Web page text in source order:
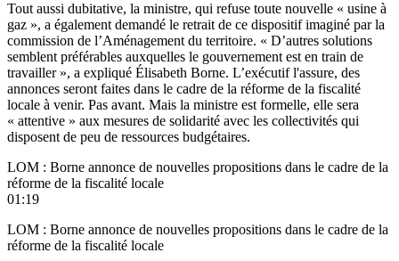
Tout aussi dubitative, la ministre, qui refuse toute nouvelle « usine à
gaz », a également demandé le retrait de ce dispositif imaginé par la
commission de l’Aménagement du territoire. « D’autres solutions
semblent préférables auxquelles le gouvernement est en train de
travailler », a expliqué Élisabeth Borne. L’exécutif l'assure, des
annonces seront faites dans le cadre de la réforme de la fiscalité
locale à venir. Pas avant. Mais la ministre est formelle, elle sera
« attentive » aux mesures de solidarité avec les collectivités qui
disposent de peu de ressources budgétaires.
LOM : Borne annonce de nouvelles propositions dans le cadre de la
réforme de la fiscalité locale
01:19
LOM : Borne annonce de nouvelles propositions dans le cadre de la
réforme de la fiscalité locale